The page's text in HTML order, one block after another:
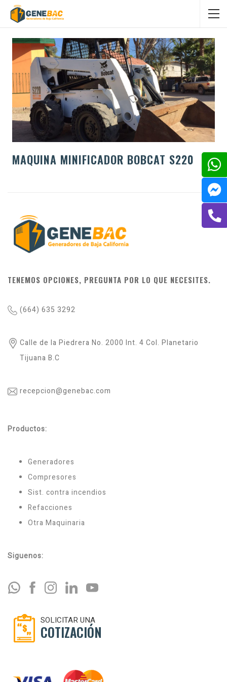
MAQUINA MINIFICADOR BOBCAT S220
TENEMOS OPCIONES, PREGUNTA POR LO QUE NECESITES.
(664) 635 3292
Calle de la Piedrera No. 2000 Int. 4 Col. Planetario
Tijuana B.C
recepcion@genebac.com
Productos:
Generadores
Compresores
Sist. contra incendios
Refacciones
Otra Maquinaria
Siguenos:
SOLICITAR UNA
COTIZACIÓN